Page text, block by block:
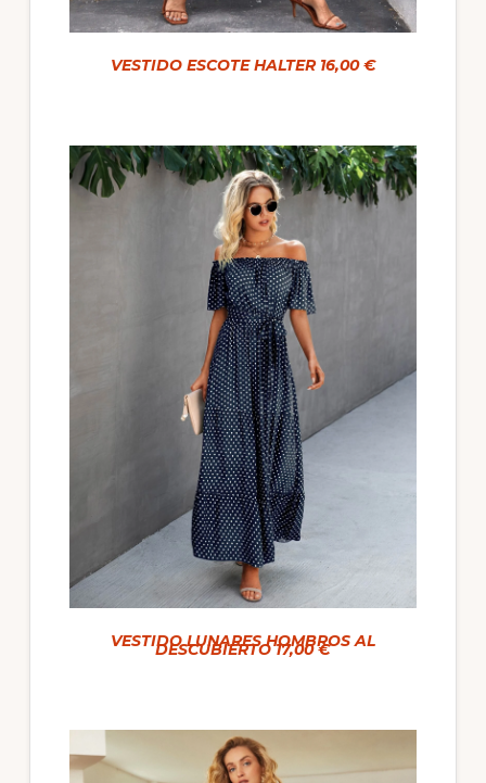
VESTIDO ESCOTE HALTER 16,00 €
VESTIDO LUNARES HOMBROS AL
DESCUBIERTO 17,00 €